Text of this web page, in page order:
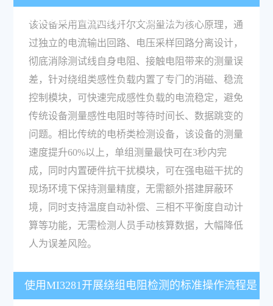
传统电阻检测设备有什么技术优势？
该设备采用直流四线开尔文测量法为核心原理，通
过独立的电流输出回路、电压采样回路分离设计，
彻底消除测试线自身电阻、接触电阻带来的测量误
差，针对绕组类感性负载内置了专门的消磁、稳流
控制模块，可快速完成感性负载的电流稳定，避免
传统设备测量感性电阻时等待时间长、数据跳变的
问题。相比传统的电桥类检测设备，该设备的测量
速度提升60%以上，单组测量最快可在3秒内完
成，同时内置硬件抗干扰模块，可在强电磁干扰的
现场环境下保持测量精度，无需额外搭建屏蔽环
境，同时支持温度自动补偿、三相不平衡度自动计
算等功能，无需检测人员手动核算数据，大幅降低
人为误差风险。
使用MI3281开展绕组电阻检测的标准操作流程是